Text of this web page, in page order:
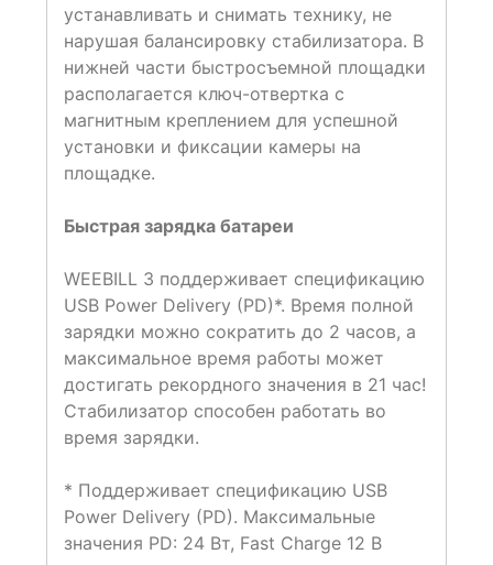
устанавливать и снимать технику, не
нарушая балансировку стабилизатора. В
нижней части быстросъемной площадки
располагается ключ-отвертка с
магнитным креплением для успешной
установки и фиксации камеры на
площадке.
Быстрая зарядка батареи
WEEBILL 3 поддерживает спецификацию
USB Power Delivery (PD)*. Время полной
зарядки можно сократить до 2 часов, а
максимальное время работы может
достигать рекордного значения в 21 час!
Стабилизатор способен работать во
время зарядки.
* Поддерживает спецификацию USB
Power Delivery (PD). Максимальные
значения PD: 24 Вт, Fast Charge 12 В